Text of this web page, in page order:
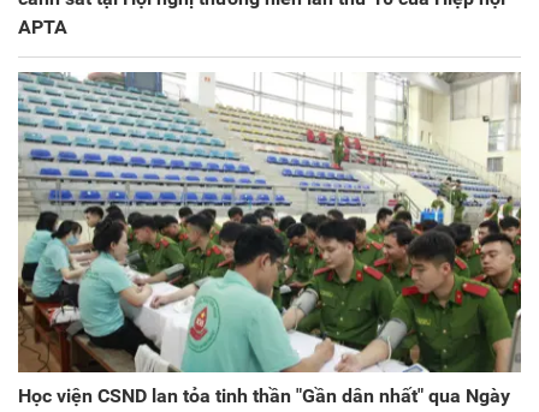
APTA
Học viện CSND lan tỏa tinh thần "Gần dân nhất" qua Ngày